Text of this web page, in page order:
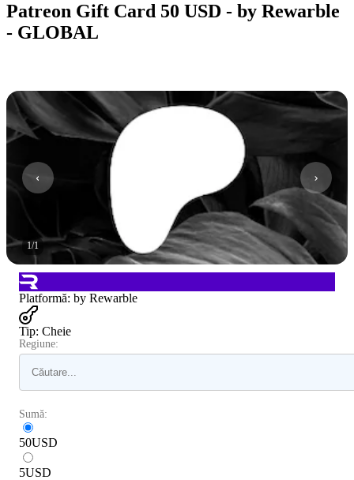
Patreon Gift Card 50 USD - by Rewarble
- GLOBAL
1/1
Platformă: by Rewarble
Tip: Cheie
Regiune:
Sumă:
50USD
5USD